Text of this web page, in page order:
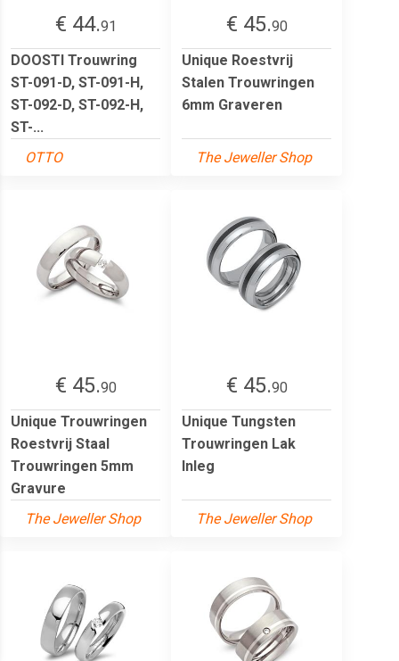
€ 44.91
DOOSTI Trouwring
ST-091-D, ST-091-H,
ST-092-D, ST-092-H,
ST-...
OTTO
€ 45.90
Unique Roestvrij
Stalen Trouwringen
6mm Graveren
The Jeweller Shop
€ 45.90
Unique Trouwringen
Roestvrij Staal
Trouwringen 5mm
Gravure
The Jeweller Shop
€ 45.90
Unique Tungsten
Trouwringen Lak
Inleg
The Jeweller Shop